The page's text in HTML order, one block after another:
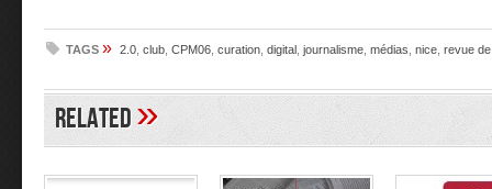
TAGS » 2.0 club CPM06 curation digital journalisme médias nice revue
Related»